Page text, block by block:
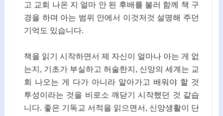
고 교회 나온 지 얼마 안 된 후배를 불러 함께 책 구
경을 하며 아는 범위 안에서 이것저것 설명해 주던
기억도 있습니다.
책을 읽기 시작하면서 제 자신이 얼마나 아는 게 없
는지, 기초가 부실하고 허술한지, 신앙의 세계는 교
회 나오는 게 다가 아니라 알아가고 배워야 할 것
투성이라는 것을 비로소 깨닫기 시작했던 것 같습
니다. 좋은 기독교 서적을 읽으면서, 신앙생활이 단